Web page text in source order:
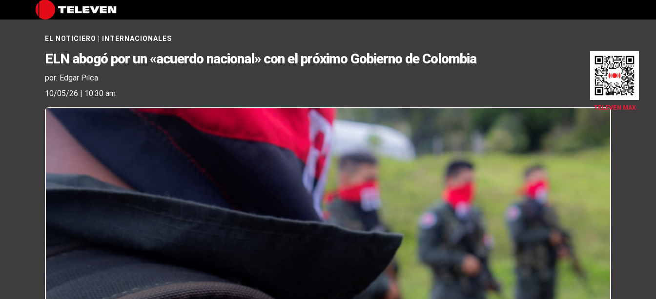
TELEVEN MAX
EL NOTICIERO INTERNACIONALES
ELN abogó por un «acuerdo nacional» con el próximo Gobierno de Colombia
por: Edgar Pilca
10/05/26 | 10:30 am